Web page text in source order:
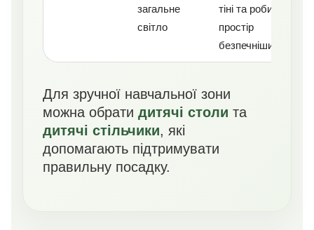
загальне
світло
тіні та робить
простір
безпечнішим
Для зручної навчальної зони
можна обратидитячі столи та
дитячі стільчики, які
допомагають підтримувати
правильну посадку.